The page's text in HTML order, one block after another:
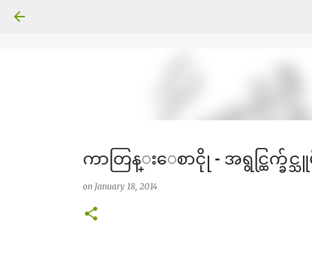
ကာတြန္းေစာငိုု - အရွင္ထြက္ခ်င္သူမ်
on January 18, 2014